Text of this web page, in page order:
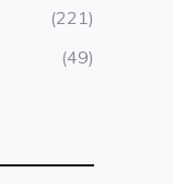
(221)
(49)